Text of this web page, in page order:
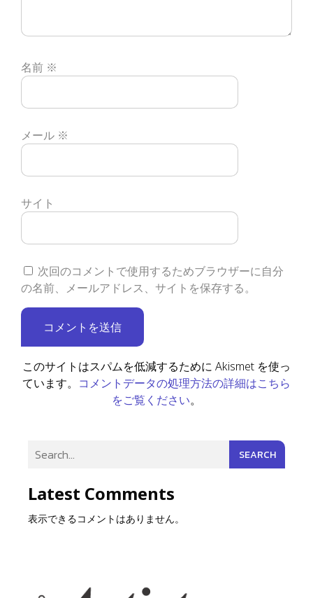
SEARCH
Latest Comments
表示できるコメントはありません。
名前 ※
メール ※
サイト
次回のコメントで使用するためブラウザーに自分
の名前、メールアドレス、サイトを保存する。
このサイトはスパムを低減するために Akismet を使っ
ています。 コメントデータの処理方法の詳細はこちら
をご覧ください。